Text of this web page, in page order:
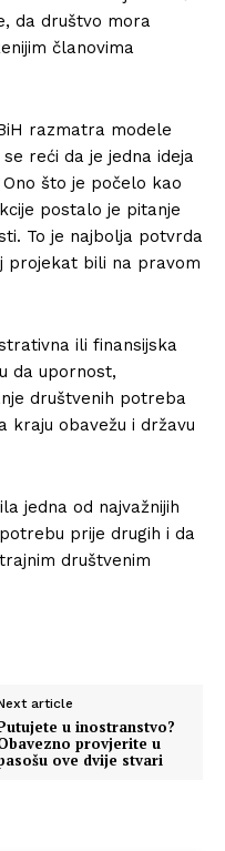
da društvo mora
članovima
razmatra modele
reći da je jedna ideja
što je počelo kao
postalo je pitanje
To je najbolja potvrda
projekat bili na pravom
ili finansijska
da upornost,
društvenih potreba
kraju obavežu i državu
jedna od najvažnijih
prije drugih i da
društvenim
article
u inostranstvo?
provjerite u
ove dvije stvari